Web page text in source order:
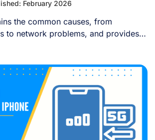
February 2026
the common causes, from
to network problems, and provides